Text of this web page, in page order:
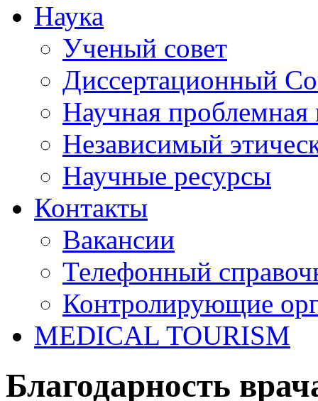
Наука
Ученый совет
Диссертационный
Научная проблемная
Независимый
Научные ресурсы
Контакты
Вакансии
Телефонный
Контролирующие
MEDICAL TOURISM
Благодарность